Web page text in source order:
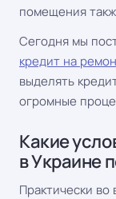
помещения
Сегодня мы
кредит на
выделять
огромные
Какие
в Украине
Практически во